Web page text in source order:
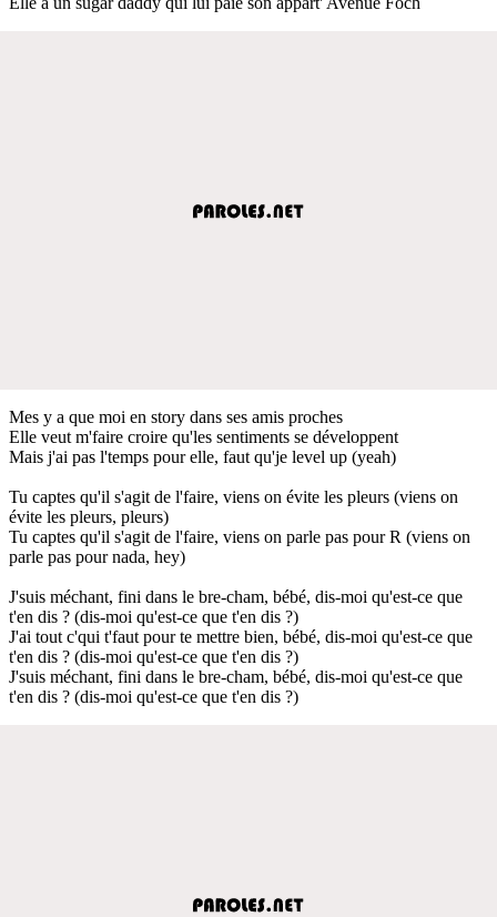
Mes y a que moi en story dans ses amis proches
Elle veut m'faire croire qu'les sentiments se développent
Mais j'ai pas l'temps pour elle, faut qu'je level up (yeah)
Tu captes qu'il s'agit de l'faire, viens on évite les pleurs (viens on
évite les pleurs, pleurs)
Tu captes qu'il s'agit de l'faire, viens on parle pas pour R (viens on
parle pas pour nada, hey)
J'suis méchant, fini dans le bre-cham, bébé, dis-moi qu'est-ce que
t'en dis ? (dis-moi qu'est-ce que t'en dis ?)
J'ai tout c'qui t'faut pour te mettre bien, bébé, dis-moi qu'est-ce que
t'en dis ? (dis-moi qu'est-ce que t'en dis ?)
J'suis méchant, fini dans le bre-cham, bébé, dis-moi qu'est-ce que
t'en dis ? (dis-moi qu'est-ce que t'en dis ?)